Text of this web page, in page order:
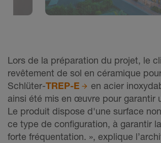
Lors de la préparation du projet, le
revêtement de sol en céramique
Schlüter-TREP-E
en acier
ainsi été mis en œuvre pour garantir
Le produit dispose d'une surface
ce type de configuration, à garantir
forte fréquentation. », explique